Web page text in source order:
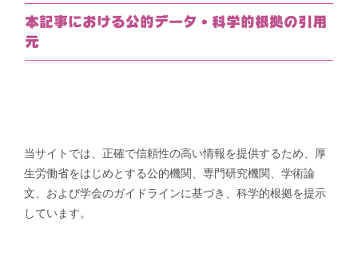
ー
本記事における公的データ・科学的根拠の引用
元
当サイトでは、正確で信頼性の高い情報を提供するため、厚
生労働省をはじめとする公的機関、専門研究機関、学術論
文、および学会のガイドラインに基づき、科学的根拠を提示
しています。